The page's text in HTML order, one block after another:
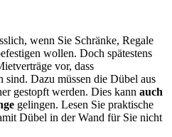
wenn Sie Schränke, Regale
wollen. Doch spätestens
vor, dass
sind. Dazu müssen die Dübel aus
gestopft werden. Dies kann auch
gelingen. Lesen Sie praktische
Dübel in der Wand für Sie nicht